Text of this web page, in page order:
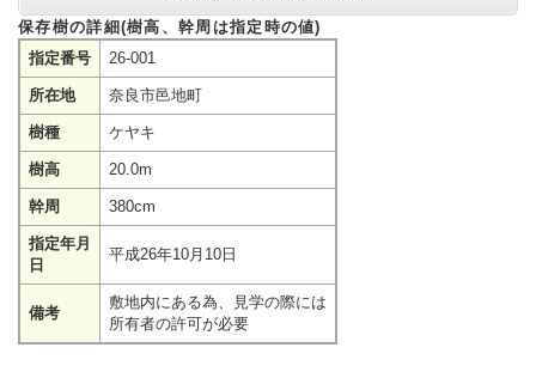
保存樹の詳細(樹高、幹周は指定時の値)
指定番号
26-001
所在地 奈良市邑地町
樹種 ケヤキ
樹高 20.0m
幹周 380cm
指定年月
日
平成26年10月10日
備考
敷地内にある為、見学の際には
所有者の許可が必要